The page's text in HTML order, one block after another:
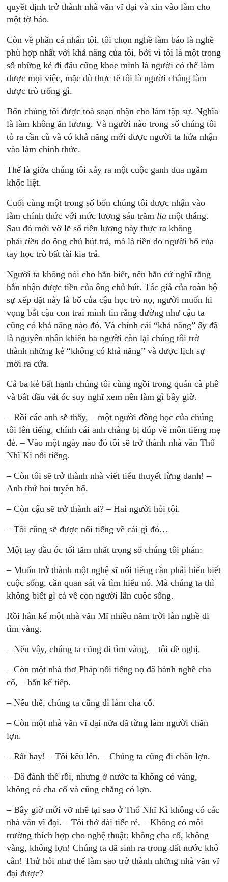
quyết định trở thành nhà văn vĩ đại và xin vào làm cho
một tờ báo.
Còn về phần cá nhân tôi, tôi chọn nghề làm báo là nghề
phù hợp nhất với khả năng của tôi, bởi vì tôi là một trong
số những kẻ đi đâu cũng khoe mình là người có thể làm
được mọi việc, mặc dù thực tế tôi là người chẳng làm
được trò trống gì.
Bốn chúng tôi được toà soạn nhận cho làm tập sự. Nghĩa
là làm không ăn lương. Và người nào trong số chúng tôi
tỏ ra cần cù và có khả năng mới được người ta hứa nhận
vào làm chính thức.
Thế là giữa chúng tôi xảy ra một cuộc ganh đua ngầm
khốc liệt.
Cuối cùng một trong số bốn chúng tôi được nhận vào
làm chính thức với mức lương sáu trăm liamột tháng.
Sau đó mới vỡ lẽ số tiền lương này thực ra không
phảitiềndo ông chủ bút trả, mà là tiền do người bố của
tay học trò bất tài kia trả.
Người ta không nói cho hắn biết, nên hắn cứ nghĩ rằng
hắn nhận được tiền của ông chủ bút. Tác giả của toàn bộ
sự xếp đặt này là bố của cậu học trò nọ, người muốn hi
vọng bắt cậu con trai mình tin rằng dường như cậu ta
cũng có khả năng nào đó. Và chính cái “khả năng” ấy đã
là nguyên nhân khiến ba người còn lại chúng tôi trở
thành những kẻ “không có khả năng” và được lịch sự
mời ra cửa.
Cả ba kẻ bất hạnh chúng tôi cùng ngồi trong quán cà phê
và bắt đầu vắt óc suy nghĩ xem nên làm gì bây giờ.
– Rồi các anh sẽ thấy, – một người đồng học của chúng
tôi lên tiếng, chính cái anh chàng bị đúp về môn tiếng mẹ
đẻ. – Vào một ngày nào đó tôi sẽ trở thành nhà văn Thổ
Nhĩ Kì nổi tiếng.
– Còn tôi sẽ trở thành nhà viết tiểu thuyết lừng danh! –
Anh thứ hai tuyên bố.
– Còn cậu sẽ trở thành ai? – Hai người hỏi tôi.
– Tôi cũng sẽ được nổi tiếng về cái gì đó…
Một tay đầu óc tối tăm nhất trong số chúng tôi phán:
– Muốn trở thành một nghệ sĩ nổi tiếng cần phải hiểu biết
cuộc sống, cần quan sát và tìm hiểu nó. Mà chúng ta thì
không biết gì cả về con người lẫn cuộc sống.
Rồi hắn kể một nhà văn Mĩ nhiều năm trời làn nghề đi
tìm vàng.
– Nếu vậy, chúng ta cũng đi tìm vàng, – tôi đề nghị.
– Còn một nhà thơ Pháp nổi tiếng nọ đã hành nghề cha
cố, – hắn kể tiếp.
– Nếu thế, chúng ta cũng đi làm cha cố.
– Còn một nhà văn vĩ đại nữa đã từng làm người chăn
lợn.
– Rất hay! – Tôi kêu lên. – Chúng ta cũng đi chăn lợn.
– Đã đành thế rồi, nhưng ở nước ta không có vàng,
không có cha cố và cũng chẳng có lợn.
– Bây giờ mới vỡ nhẽ tại sao ở Thổ Nhĩ Kì không có các
nhà văn vĩ đại. – Tôi thở dài tiếc rẻ. – Không có môi
trường thích hợp cho nghệ thuật: không cha cố, không
vàng, không lợn! Chúng ta đã sinh ra trong đất nước khô
cằn! Thử hỏi như thế làm sao trở thành những nhà văn vĩ
đại được?